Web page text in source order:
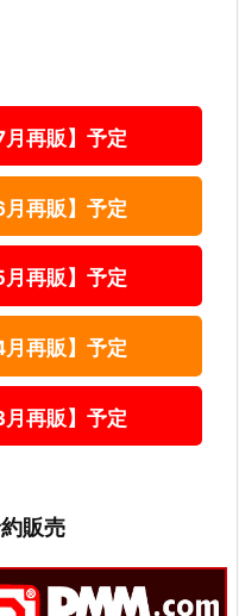
再販】予定
再販】予定
再販】予定
再販】予定
再販】予定
販売